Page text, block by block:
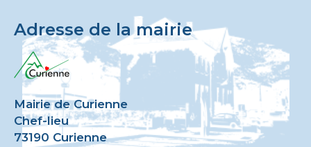
Adresse de la mairie
Mairie de Curienne
Chef-lieu
73190 Curienne